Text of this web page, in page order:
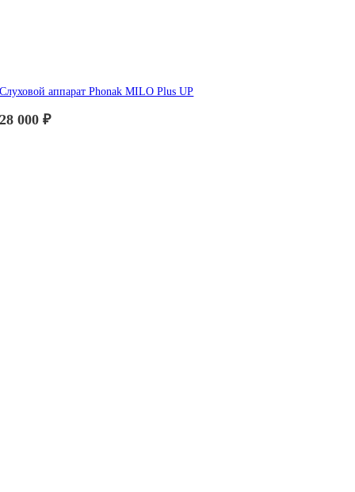
Слуховой аппарат Phonak MILO Plus UP
28 000₽